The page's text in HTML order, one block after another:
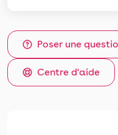
Poser une
Centre d'aide